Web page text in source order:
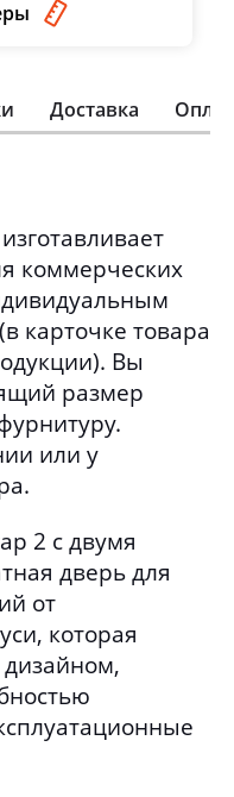
Доставка
коммерческих
карточке товара
Вы
размер
или у
2 с двумя
дверь для
от
которая